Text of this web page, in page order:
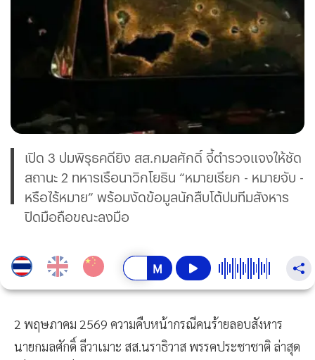
เปิด 3 ปมพิรุธคดียิง สส.กมลศักดิ์ จี้ตำรวจแจงให้ชัด
สถานะ 2 ทหารเรือนาวิกโยธิน “หมายเรียก - หมายจับ -
หรือไร้หมาย” พร้อมงัดข้อมูลนักสืบโต้ปมทีมสังหาร
ปิดมือถือขณะลงมือ
2 พฤษภาคม 2569 ความคืบหน้ากรณีคนร้ายลอบสังหาร
นายกมลศักดิ์ ลีวาเมาะ สส.นราธิวาส พรรคประชาชาติ ล่าสุด